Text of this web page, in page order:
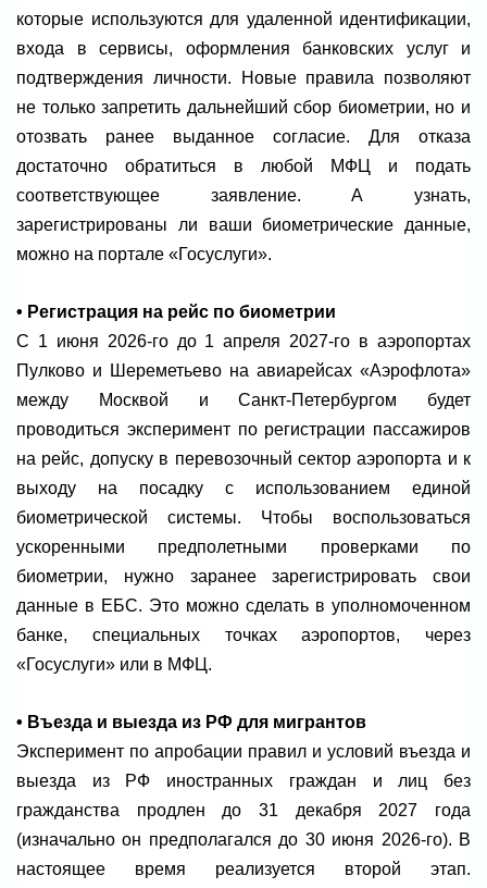
которые используются для удаленной идентификации,
входа в сервисы, оформления банковских услуг и
подтверждения личности. Новые правила позволяют
не только запретить дальнейший сбор биометрии, но и
отозвать ранее выданное согласие. Для отказа
достаточно обратиться в любой МФЦ и подать
соответствующее заявление. А узнать,
зарегистрированы ли ваши биометрические данные,
можно на портале «Госуслуги».
• Регистрация на рейс по биометрии
С 1 июня 2026-го до 1 апреля 2027-го в аэропортах
Пулково и Шереметьево на авиарейсах «Аэрофлота»
между Москвой и Санкт-Петербургом будет
проводиться эксперимент по регистрации пассажиров
на рейс, допуску в перевозочный сектор аэропорта и к
выходу на посадку с использованием единой
биометрической системы. Чтобы воспользоваться
ускоренными предполетными проверками по
биометрии, нужно заранее зарегистрировать свои
данные в ЕБС. Это можно сделать в уполномоченном
банке, специальных точках аэропортов, через
«Госуслуги» или в МФЦ.
• Въезда и выезда из РФ для мигрантов
Эксперимент по апробации правил и условий въезда и
выезда из РФ иностранных граждан и лиц без
гражданства продлен до 31 декабря 2027 года
(изначально он предполагался до 30 июня 2026-го). В
настоящее время реализуется второй этап.